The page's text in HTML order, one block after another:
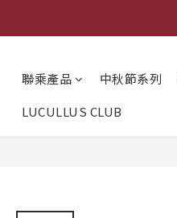
聯乘產品 中秋節系列
LUCULLUS CLUB